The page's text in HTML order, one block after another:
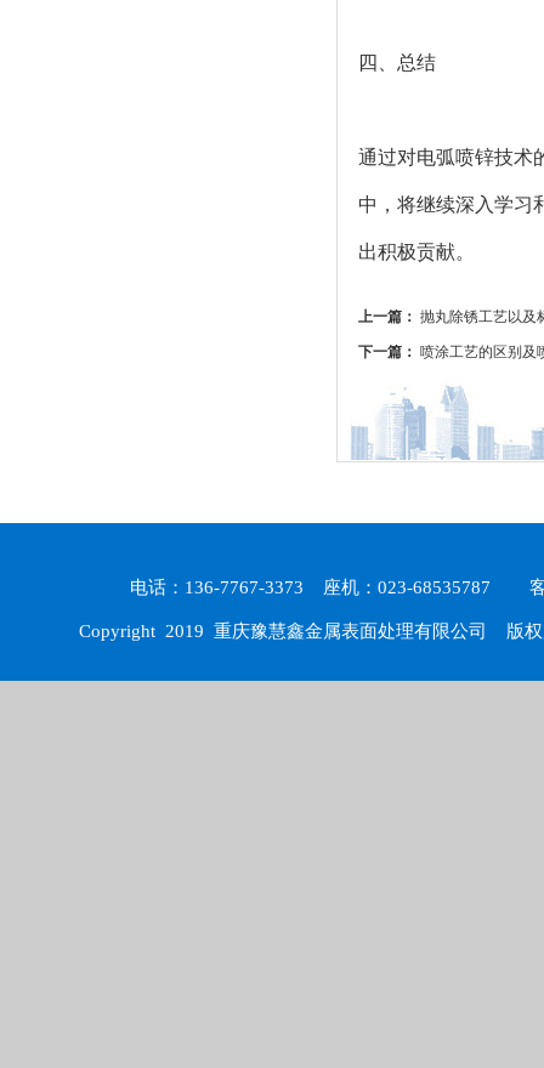
四、总结
通过对电弧喷锌技术
中，将继续深入学习
出积极贡献。
上一篇： 抛丸除锈工艺以及
下一篇： 喷涂工艺的区别及
电话：136-7767-3373 座机：023-68535787 客
Copyright 2019 重庆豫慧鑫金属表面处理有限公司 版权